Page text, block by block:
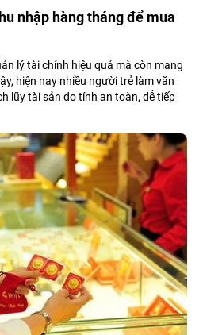
nhập hàng tháng để mua
lý tài chính hiệu quả mà còn mang
hiện nay nhiều người trẻ làm văn
lũy tài sản do tính an toàn, dễ tiếp